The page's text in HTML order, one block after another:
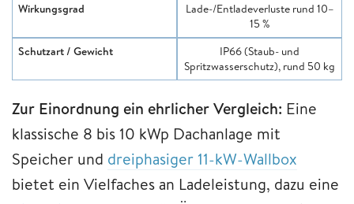
Wirkungsgrad
Lade-/Entladeverluste rund 10–
15 %
Schutzart / Gewicht
IP66 (Staub- und
Spritzwasserschutz), rund 50 kg
Zur Einordnung ein ehrlicher Vergleich: Eine
klassische 8 bis 10 kWp Dachanlage mit
Speicher und dreiphasiger 11-kW-Wallbox
bietet ein Vielfaches an Ladeleistung, dazu eine